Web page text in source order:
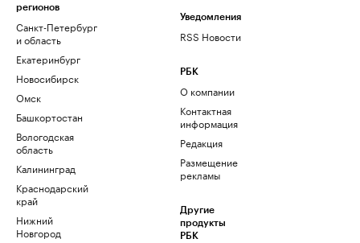
регионов
Санкт-Петербург
и область
Екатеринбург
Новосибирск
Омск
Башкортостан
Вологодская
область
Калининград
Краснодарский
край
Нижний
Новгород
Уведомления
RSS Новости
РБК
О компании
Контактная
информация
Редакция
Размещение
рекламы
Другие
продукты
РБК